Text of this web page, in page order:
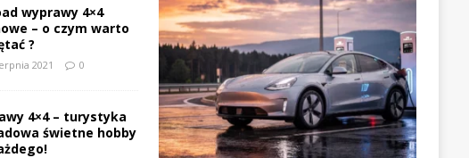
wyprawy 4×4
– o czym warto
?
2021 0
4×4 – turystyka
świetne hobby